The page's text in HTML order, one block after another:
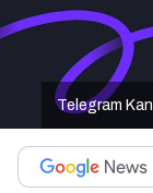
Telegram